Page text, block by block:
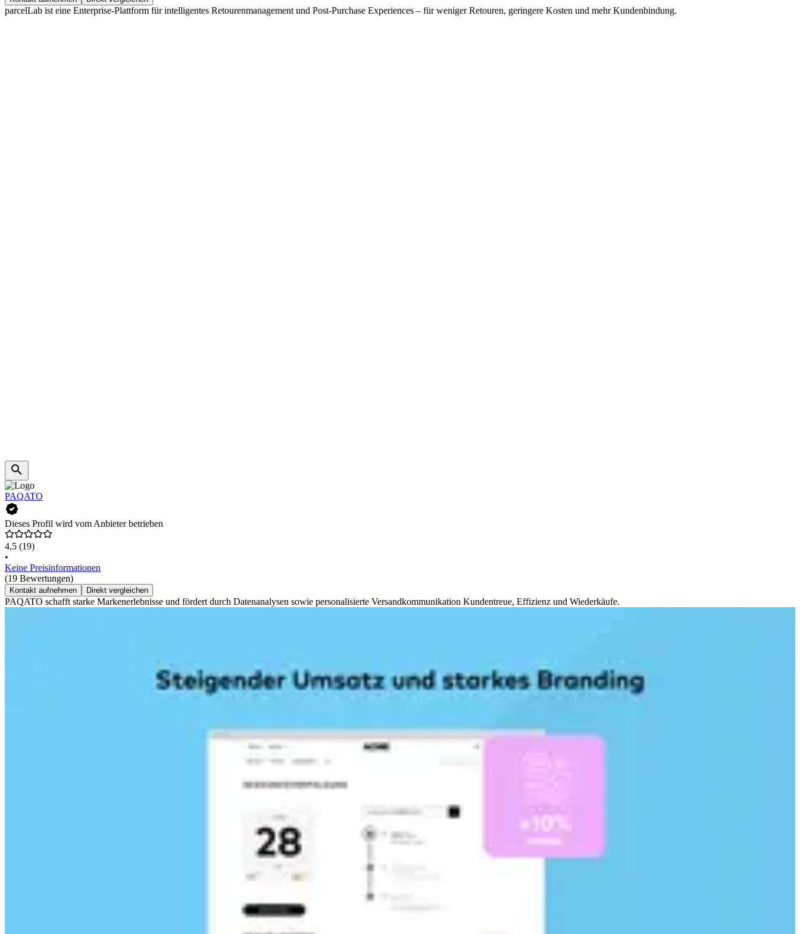
parcelLab ist eine Enterprise-Plattform für intelligentes Retourenmanagement und Post-Purchase Experiences – für weniger Retouren, geringere Kosten und mehr Kundenbindung.
PAQATO
Dieses Profil wird vom Anbieter betrieben
4,5 (19)
•
Keine Preisinformationen
(19 Bewertungen)
Kontakt aufnehmen Direkt vergleichen
PAQATO schafft starke Markenerlebnisse und fördert durch Datenanalysen sowie personalisierte Versandkommunikation Kundentreue, Effizienz und Wiederkäufe.